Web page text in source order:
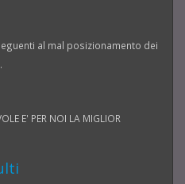
al mal posizionamento dei
E' PER NOI LA MIGLIOR